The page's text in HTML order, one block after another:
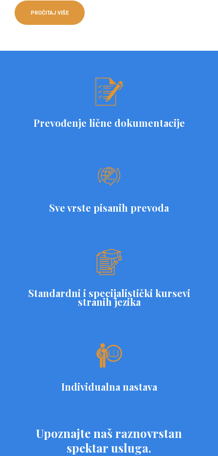
PROČITAJ VIŠE
Prevođenje lične dokumentacije
Sve vrste pisanih prevoda
Standardni i specijalistički kursevi
stranih jezika
Individualna nastava
Upoznajte naš raznovrstan
spektar usluga.